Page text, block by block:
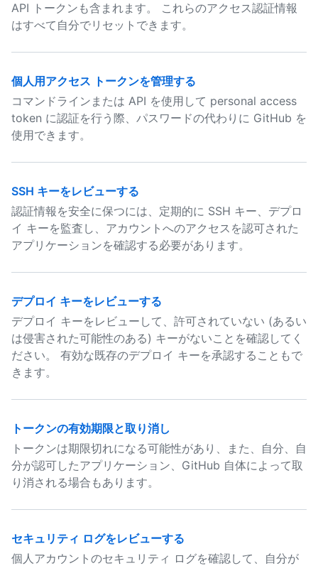
API トークンも含まれます。 これらのアクセス認証情報
はすべて自分でリセットできます。
個人用アクセス トークンを管理する
コマンドラインまたは API を使用して personal access
token に認証を行う際、パスワードの代わりに GitHub を
使用できます。
SSH キーをレビューする
認証情報を安全に保つには、定期的に SSH キー、デプロ
イ キーを監査し、アカウントへのアクセスを認可された
アプリケーションを確認する必要があります。
デプロイ キーをレビューする
デプロイ キーをレビューして、許可されていない (あるい
は侵害された可能性のある) キーがないことを確認してく
ださい。 有効な既存のデプロイ キーを承認することもで
きます。
トークンの有効期限と取り消し
トークンは期限切れになる可能性があり、また、自分、自
分が認可したアプリケーション、GitHub 自体によって取
り消される場合もあります。
セキュリティ ログをレビューする
個人アカウントのセキュリティ ログを確認して、自分が